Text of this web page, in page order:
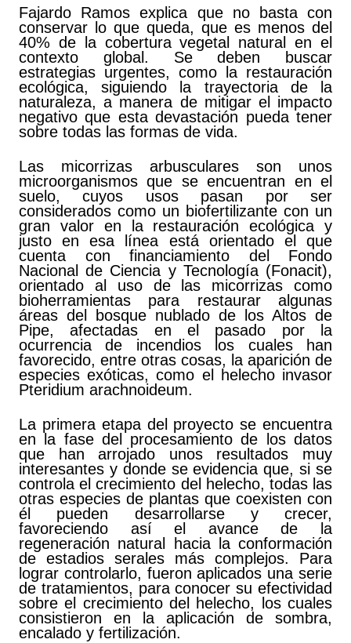
Fajardo Ramos explica que no basta con
conservar lo que queda, que es menos del
40% de la cobertura vegetal natural en el
contexto global. Se deben buscar
estrategias urgentes, como la restauración
ecológica, siguiendo la trayectoria de la
naturaleza, a manera de mitigar el impacto
negativo que esta devastación pueda tener
sobre todas las formas de vida.
Las micorrizas arbusculares son unos
microorganismos que se encuentran en el
suelo, cuyos usos pasan por ser
considerados como un biofertilizante con un
gran valor en la restauración ecológica y
justo en esa línea está orientado el que
cuenta con financiamiento del Fondo
Nacional de Ciencia y Tecnología (Fonacit),
orientado al uso de las micorrizas como
bioherramientas para restaurar algunas
áreas del bosque nublado de los Altos de
Pipe, afectadas en el pasado por la
ocurrencia de incendios los cuales han
favorecido, entre otras cosas, la aparición de
especies exóticas, como el helecho invasor
Pteridium arachnoideum.
La primera etapa del proyecto se encuentra
en la fase del procesamiento de los datos
que han arrojado unos resultados muy
interesantes y donde se evidencia que, si se
controla el crecimiento del helecho, todas las
otras especies de plantas que coexisten con
él pueden desarrollarse y crecer,
favoreciendo así el avance de la
regeneración natural hacia la conformación
de estadios serales más complejos. Para
lograr controlarlo, fueron aplicados una serie
de tratamientos, para conocer su efectividad
sobre el crecimiento del helecho, los cuales
consistieron en la aplicación de sombra,
encalado y fertilización.